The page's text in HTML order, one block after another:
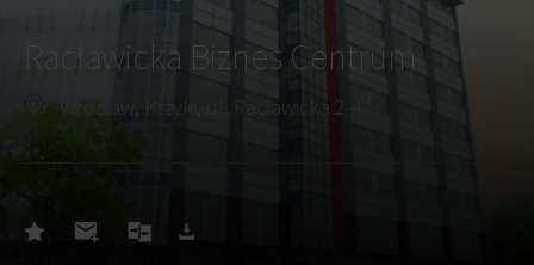
Racławicka Biznes Centrum
Wrocław, Krzyki, ul. Racławicka 2-4